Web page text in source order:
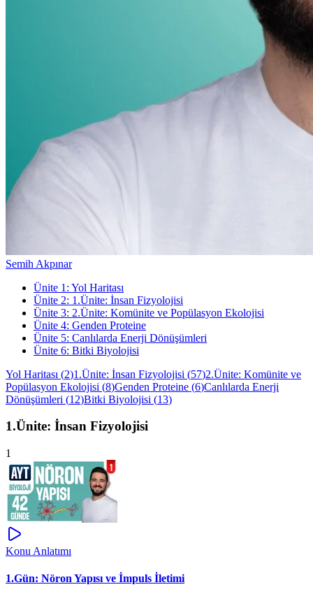
Semih Akpınar
Ünite 1 : Yol Haritası
Ünite 2: 1.Ünite: İnsan Fizyolojisi
Ünite 3: 2.Ünite: Komünite ve Popülasyon Ekolojisi
Ünite 4: Genden Proteine
Ünite 5: Canlılarda Enerji Dönüşümleri
Ünite 6: Bitki Biyolojisi
Yol Haritası (2)1.Ünite: İnsan Fizyolojisi (57)2.Ünite: Komünite ve
Popülasyon Ekolojisi (8)Genden Proteine (6)Canlılarda Enerji
Dönüşümleri (12)Bitki Biyolojisi (13)
1.Ünite: İnsan Fizyolojisi
1
Konu Anlatımı
1.Gün: Nöron Yapısı ve İmpuls İletimi